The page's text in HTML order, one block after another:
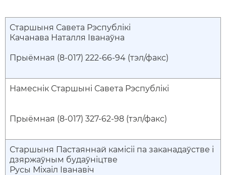
Старшыня Савета Рэспублікі
Качанава Наталля Іванаўна
Прыёмная (8-017) 222-66-94 (тэл/факс)
Намеснік Старшыні Савета Рэспублікі
Прыёмная (8-017) 327-62-98 (тэл/факс)
Старшыня Пастаяннай камісіі па заканадаўстве і
дзяржаўным будаўніцтве
Русы Міхаіл Іванавіч